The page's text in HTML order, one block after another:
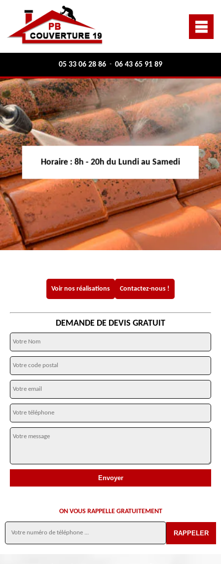
05 33 06 28 86 - 06 43 65 91 89
Horaire : 8h - 20h du Lundi au Samedi
Voir nos réalisations Contactez-nous !
DEMANDE DE DEVIS GRATUIT
ON VOUS RAPPELLE GRATUITEMENT